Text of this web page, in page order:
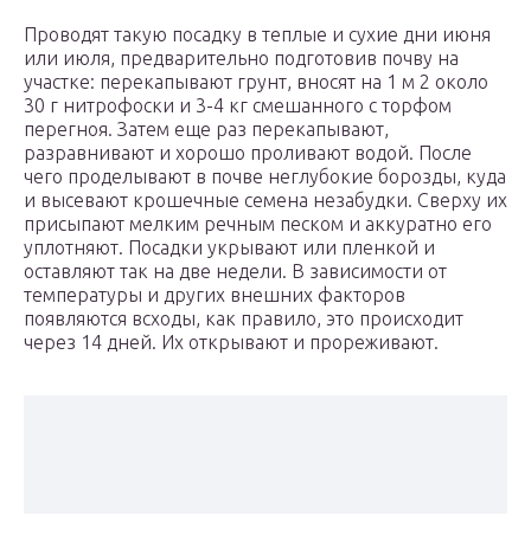
Проводят такую посадку в теплые и сухие дни июня
или июля, предварительно подготовив почву на
участке: перекапывают грунт, вносят на 1 м 2 около
30 г нитрофоски и 3-4 кг смешанного с торфом
перегноя. Затем еще раз перекапывают,
разравнивают и хорошо проливают водой. После
чего проделывают в почве неглубокие борозды, куда
и высевают крошечные семена незабудки. Сверху их
присыпают мелким речным песком и аккуратно его
уплотняют. Посадки укрывают или пленкой и
оставляют так на две недели. В зависимости от
температуры и других внешних факторов
появляются всходы, как правило, это происходит
через 14 дней. Их открывают и прореживают.